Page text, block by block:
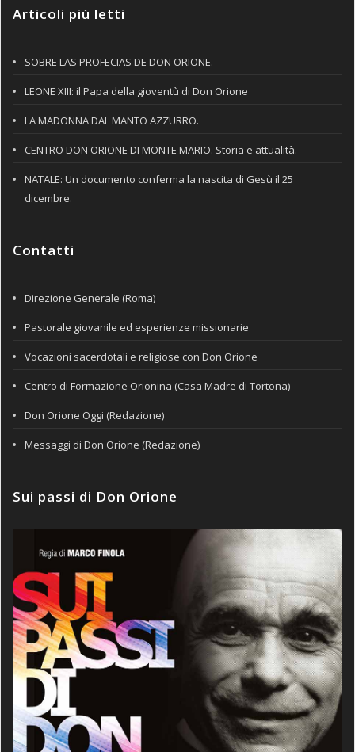
Articoli più letti
SOBRE LAS PROFECIAS DE DON ORIONE.
LEONE XIII: il Papa della gioventù di Don Orione
LA MADONNA DAL MANTO AZZURRO.
CENTRO DON ORIONE DI MONTE MARIO. Storia e attualità.
NATALE: Un documento conferma la nascita di Gesù il 25
dicembre.
Contatti
Direzione Generale (Roma)
Pastorale giovanile ed esperienze missionarie
Vocazioni sacerdotali e religiose con Don Orione
Centro di Formazione Orionina (Casa Madre di Tortona)
Don Orione Oggi (Redazione)
Messaggi di Don Orione (Redazione)
Sui passi di Don Orione